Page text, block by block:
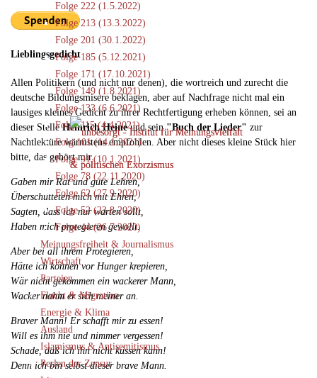
Folge 222 (1.5.2022)
Folge 213 (13.3.2022)
Folge 201 (30.1.2022)
Folge 185 (5.12.2021)
Folge 171 (17.10.2021)
Folge 149 (1.8.2021)
Folge 133 (6.6.2021)
Folge 115 (4.4.2021)
Folg 101 (14.1.2021)
Folge 91 (10.1.2021)
Folge 78 (22.11.2020)
Folge 62 (27.9.2020)
Folge 52 (23.8.2020)
Folge 44 (26.7.2020)
Meinungsfreiheit & Journalismus
Wirtschaft
Parteien
Flucht & Migration
Energie & Klima
Ausland
Islamismus & Antisemitismus
Perlen der Zensur
Lieblingsgedicht
Allen Politikern (und nicht nur denen), die wortreich und zurecht die
deutsche Bildungsmisere beklagen, aber auf Nachfrage nicht mal ein
lausiges kleines Gedicht zu ihrer Rechtfertigung erheben können, sei an
dieser StelleHeinrich Heineund sein"Buch der Lieder" zur
Nachtlektüre wärmstens empfohlen. Aber nicht dieses kleine Stück hier
bitte, das gehört mir.
Gaben mir Rat und gute Lehren,
Überschütteten mich mit Ehren,
Sagten, dass ich nur warten sollt,
Haben mich protegieren gewollt.
Aber bei all ihrem Protegieren,
Hätte ich können vor Hunger krepieren,
Wär nicht gekommen ein wackerer Mann,
Wacker nahm er sich meiner an.
Braver Mann! Er schafft mir zu essen!
Will es ihm nie und nimmer vergessen!
Schade, daß ich ihn nicht küssen kann!
Denn ich bin selbst dieser brave Mann.